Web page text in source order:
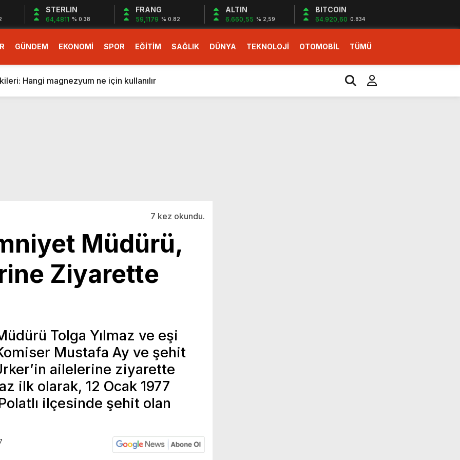
STERLIN
64,4811 % 0.38
FRANG
59,1179 % 0.82
ALTIN
6.660,55 % 2,59
BITCOIN
64.920,60 0.834
GÜNDEM EKONOMİ SPOR EĞİTİM SAĞLIK DÜNYA TEKNOLOJİ OTOMOBİL TÜMÜ
dev teklif
gelecek yeni özellikler belli oldu
Hangi magnezyum ne için kullanılır
başlıyor
dev teklif
7 kez okundu.
Müdürü,
Ziyarette
Tolga Yılmaz ve eşi
Mustafa Ay ve şehit
ailelerine ziyarette
ilk olarak, 12 Ocak 1977
ilçesinde şehit olan